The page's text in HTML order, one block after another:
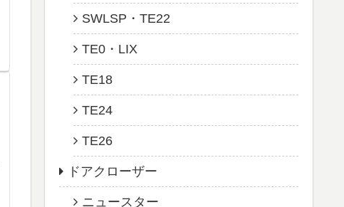
SWLSP・TE22
TE0・LIX
TE18
TE24
TE26
ドアクローザー
ニュースター